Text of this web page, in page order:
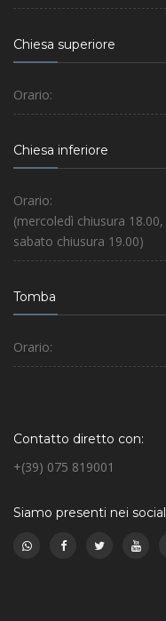
Chiesa superiore
Orario:
Chiesa inferiore
Orario:
(mercoledì chiusura 18.00,
sabato chiusura 19.00)
Tomba
Orario:
Contatto diretto con:
+(39) 075 819001
Siamo presenti nei social